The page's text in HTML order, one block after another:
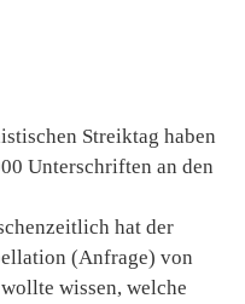
Streiktag haben
Unterschriften an den
hat der
(Anfrage) von
wissen, welche